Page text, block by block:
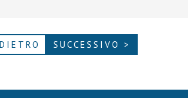
SUCCESSIVO >